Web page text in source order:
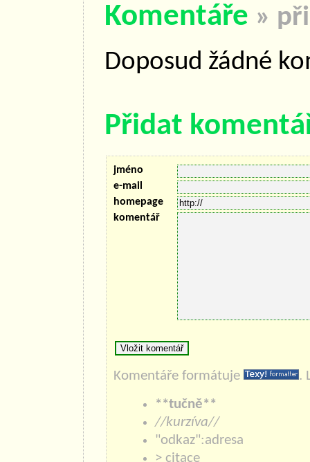
Komentáře »
Doposud žádné
Přidat
jméno
e-mail
homepage
komentář
Komentáře formátuje
.
**tučně**
//kurzíva//
"odkaz":adresa
> citace